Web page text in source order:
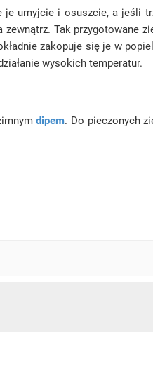
umyjcie i osuszcie, a jeśli
Tak przygotowane
zakopuje się je w
wysokich temperatur.
dipem. Do pieczonych